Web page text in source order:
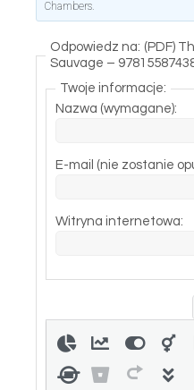
Chambers.
Odpowiedz na: (PDF)
Sauvage –
Twoje informacje:
Nazwa (wymagane):
E-mail (nie zostanie
Witryna internetowa: